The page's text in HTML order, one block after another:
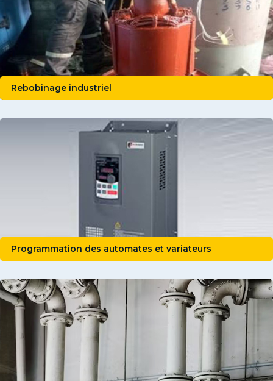
Rebobinage industriel
Programmation des automates et variateurs